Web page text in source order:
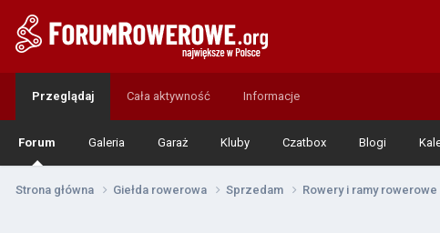
Przeglądaj
Forum Galeria Garaż Kluby Czatbox Blogi
Cała aktywność Informacje
Strona główna Giełda rowerowa Sprzedam Rowery i ramy rowerowe